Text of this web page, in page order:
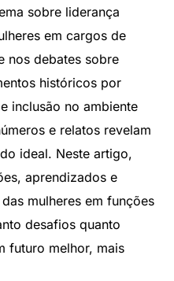
sobre liderança
em cargos de
nos debates sobre
históricos por
inclusão no ambiente
e relatos revelam
ideal. Neste artigo,
aprendizados e
mulheres em funções
desafios quanto
futuro melhor, mais